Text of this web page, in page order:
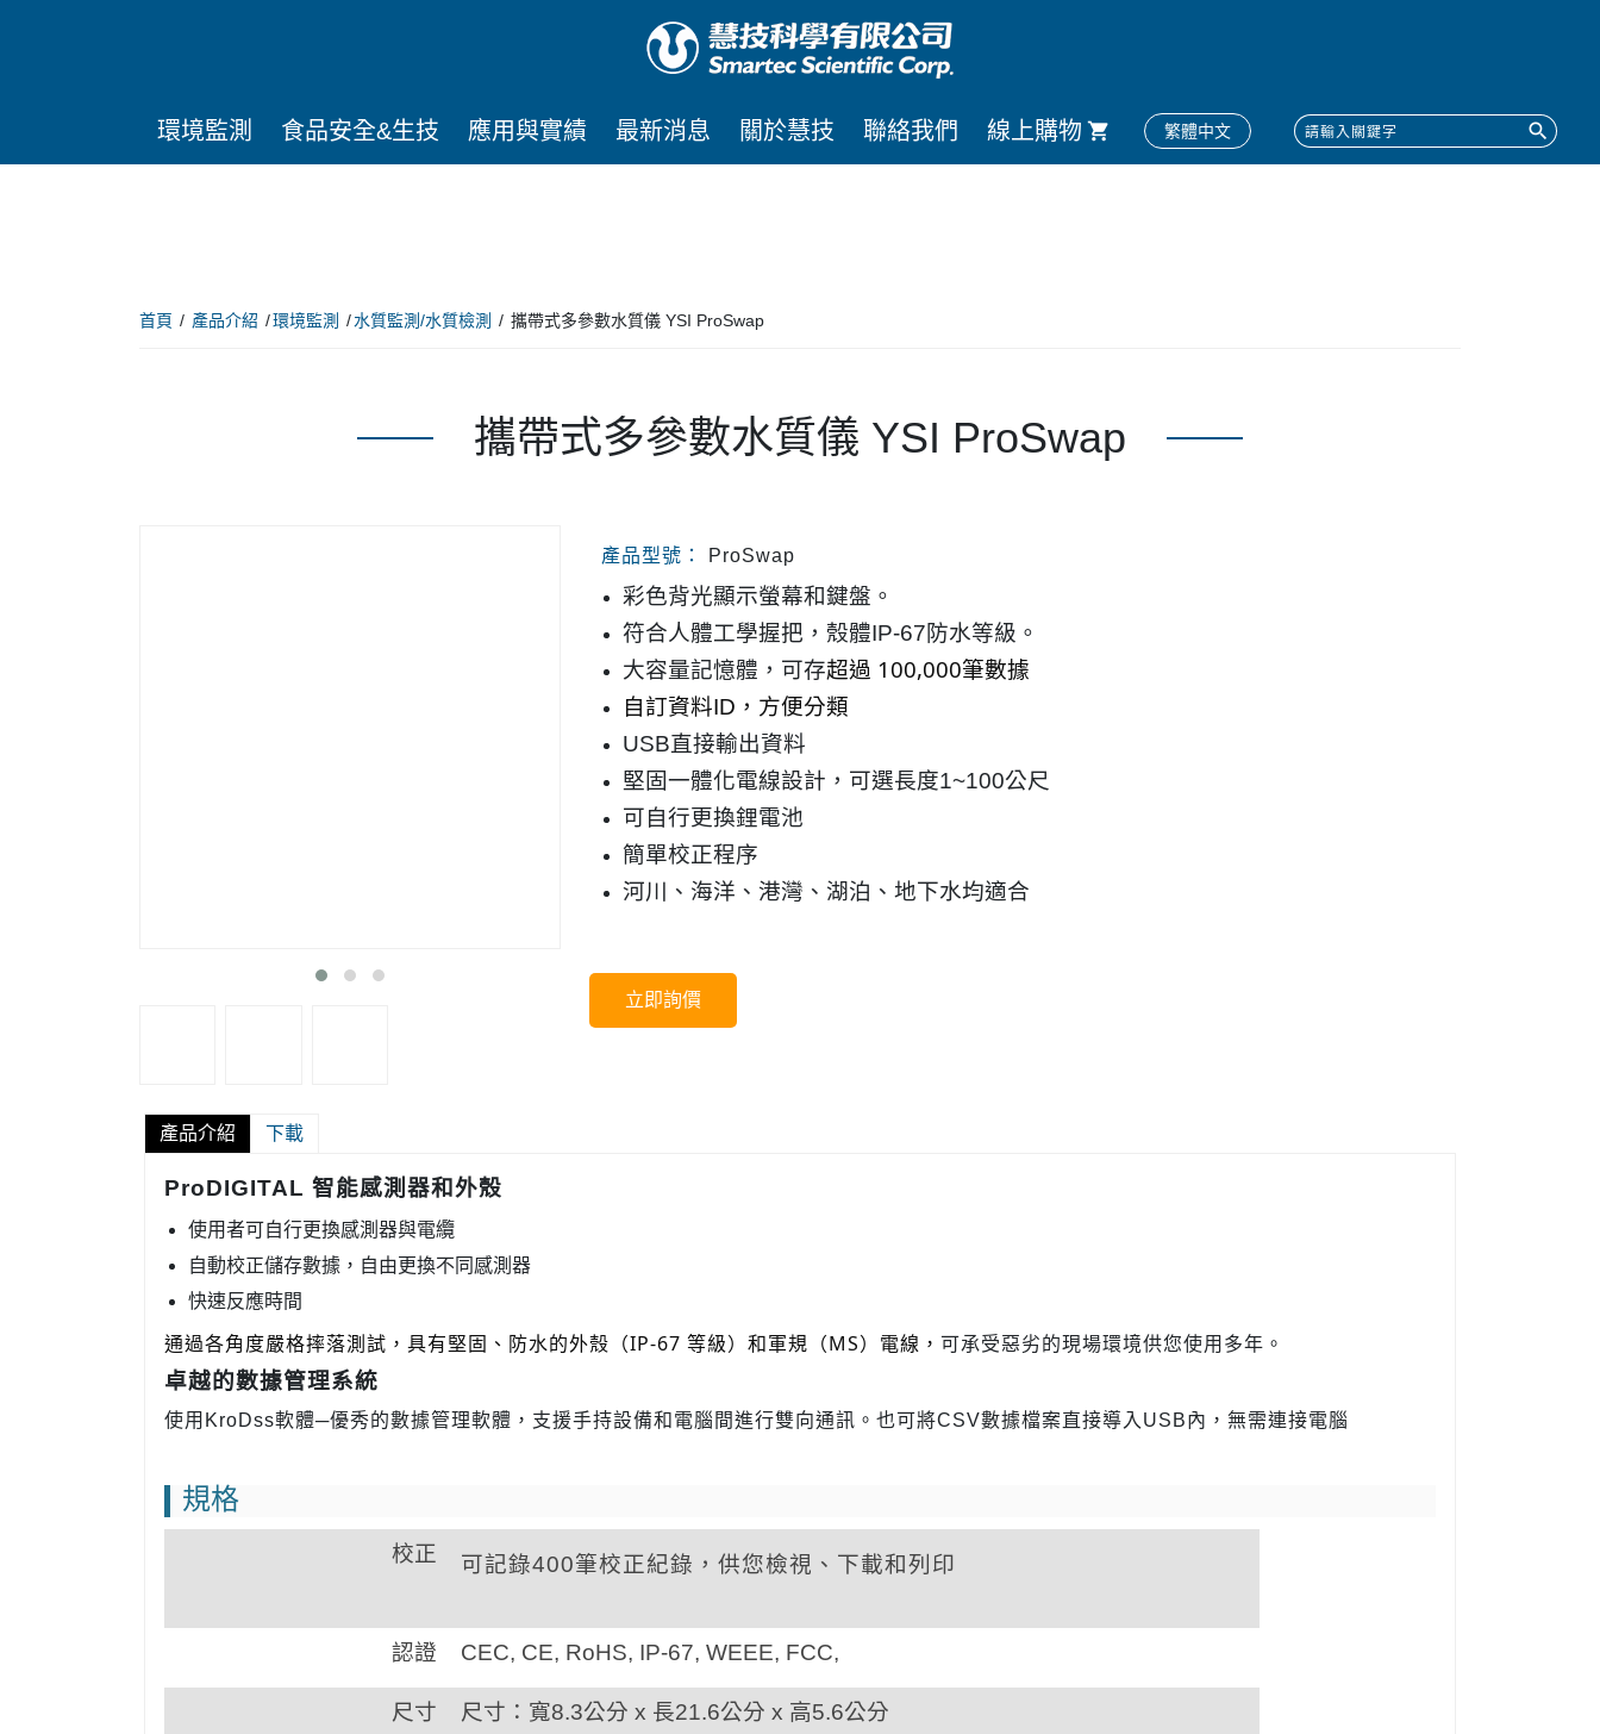
環境監測 食品安全&生技 應用與實績 最新消息 關於慧技 聯絡我們 線上購物 繁體中文
首頁 產品介紹 環境監測 水質監測/水質檢測 攜帶式多參數水質儀 YSI ProSwap
攜帶式多參數水質儀 YSI ProSwap
產品型號： ProSwap
彩色背光顯示螢幕和鍵盤。
符合人體工學握把，殼體IP-67防水等級。
大容量記憶體，可存超過 100,000筆數據
自訂資料ID，方便分類
USB直接輸出資料
堅固一體化電線設計，可選長度1~100公尺
可自行更換鋰電池
簡單校正程序
河川、海洋、港灣、湖泊、地下水均適合
立即詢價
產品介紹 下載
ProDIGITAL 智能感測器和外殼
使用者可自行更換感測器與電纜
自動校正儲存數據，自由更換不同感測器
快速反應時間
通過各角度嚴格摔落測試， 具有堅固、防水的外殼（IP-67 等級）和軍規（MS）電線， 可承受惡劣的現場環境供您使用多年。
卓越的數據管理系統
使用KroDss軟體─優秀的數據管理軟體，支援手持設備和電腦間進行雙向通訊。也可將CSV數據檔案直接導入USB內，無需連接電腦
規格
校正 可記錄400筆校正紀錄，供您檢視、下載和列印
認證 CEC, CE, RoHS, IP-67, WEEE, FCC,
尺寸 尺寸：寬8.3公分 x 長21.6公分 x 高5.6公分